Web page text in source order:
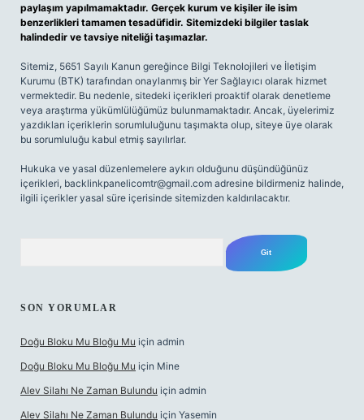
paylaşım yapılmamaktadır. Gerçek kurum ve kişiler ile isim
benzerlikleri tamamen tesadüfidir. Sitemizdeki bilgiler taslak
halindedir ve tavsiye niteliği taşımazlar.
Sitemiz, 5651 Sayılı Kanun gereğince Bilgi Teknolojileri ve İletişim
Kurumu (BTK) tarafından onaylanmış bir Yer Sağlayıcı olarak hizmet
vermektedir. Bu nedenle, sitedeki içerikleri proaktif olarak denetleme
veya araştırma yükümlülüğümüz bulunmamaktadır. Ancak, üyelerimiz
yazdıkları içeriklerin sorumluluğunu taşımakta olup, siteye üye olarak
bu sorumluluğu kabul etmiş sayılırlar.
Hukuka ve yasal düzenlemelere aykırı olduğunu düşündüğünüz
içerikleri, backlinkpanelicomtr@gmail.com adresine bildirmeniz halinde,
ilgili içerikler yasal süre içerisinde sitemizden kaldırılacaktır.
SON YORUMLAR
Doğu Bloku Mu Bloğu Mu için admin
Doğu Bloku Mu Bloğu Mu için Mine
Alev Silahı Ne Zaman Bulundu için admin
Alev Silahı Ne Zaman Bulundu için Yasemin